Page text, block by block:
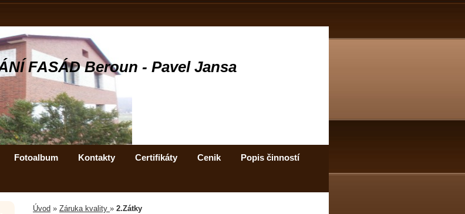
FASÁD Beroun - Pavel Jansa
Fotoalbum Kontakty Certifikáty Cenik
Popis činností
Úvod » Záruka kvality » 2.Zátky